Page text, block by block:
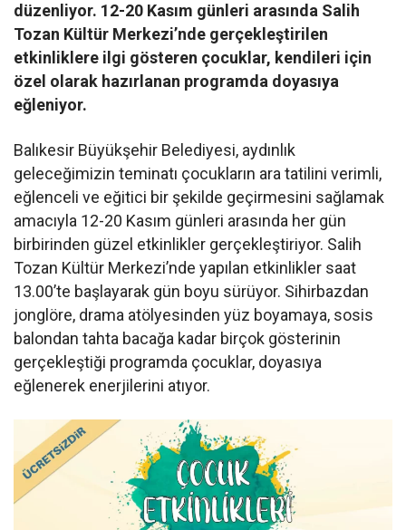
düzenliyor. 12-20 Kasım günleri arasında Salih
Tozan Kültür Merkezi’nde gerçekleştirilen
etkinliklere ilgi gösteren çocuklar, kendileri için
özel olarak hazırlanan programda doyasıya
eğleniyor.
Balıkesir Büyükşehir Belediyesi, aydınlık
geleceğimizin teminatı çocukların ara tatilini verimli,
eğlenceli ve eğitici bir şekilde geçirmesini sağlamak
amacıyla 12-20 Kasım günleri arasında her gün
birbirinden güzel etkinlikler gerçekleştiriyor. Salih
Tozan Kültür Merkezi’nde yapılan etkinlikler saat
13.00’te başlayarak gün boyu sürüyor. Sihirbazdan
jonglöre, drama atölyesinden yüz boyamaya, sosis
balondan tahta bacağa kadar birçok gösterinin
gerçekleştiği programda çocuklar, doyasıya
eğlenerek enerjilerini atıyor.